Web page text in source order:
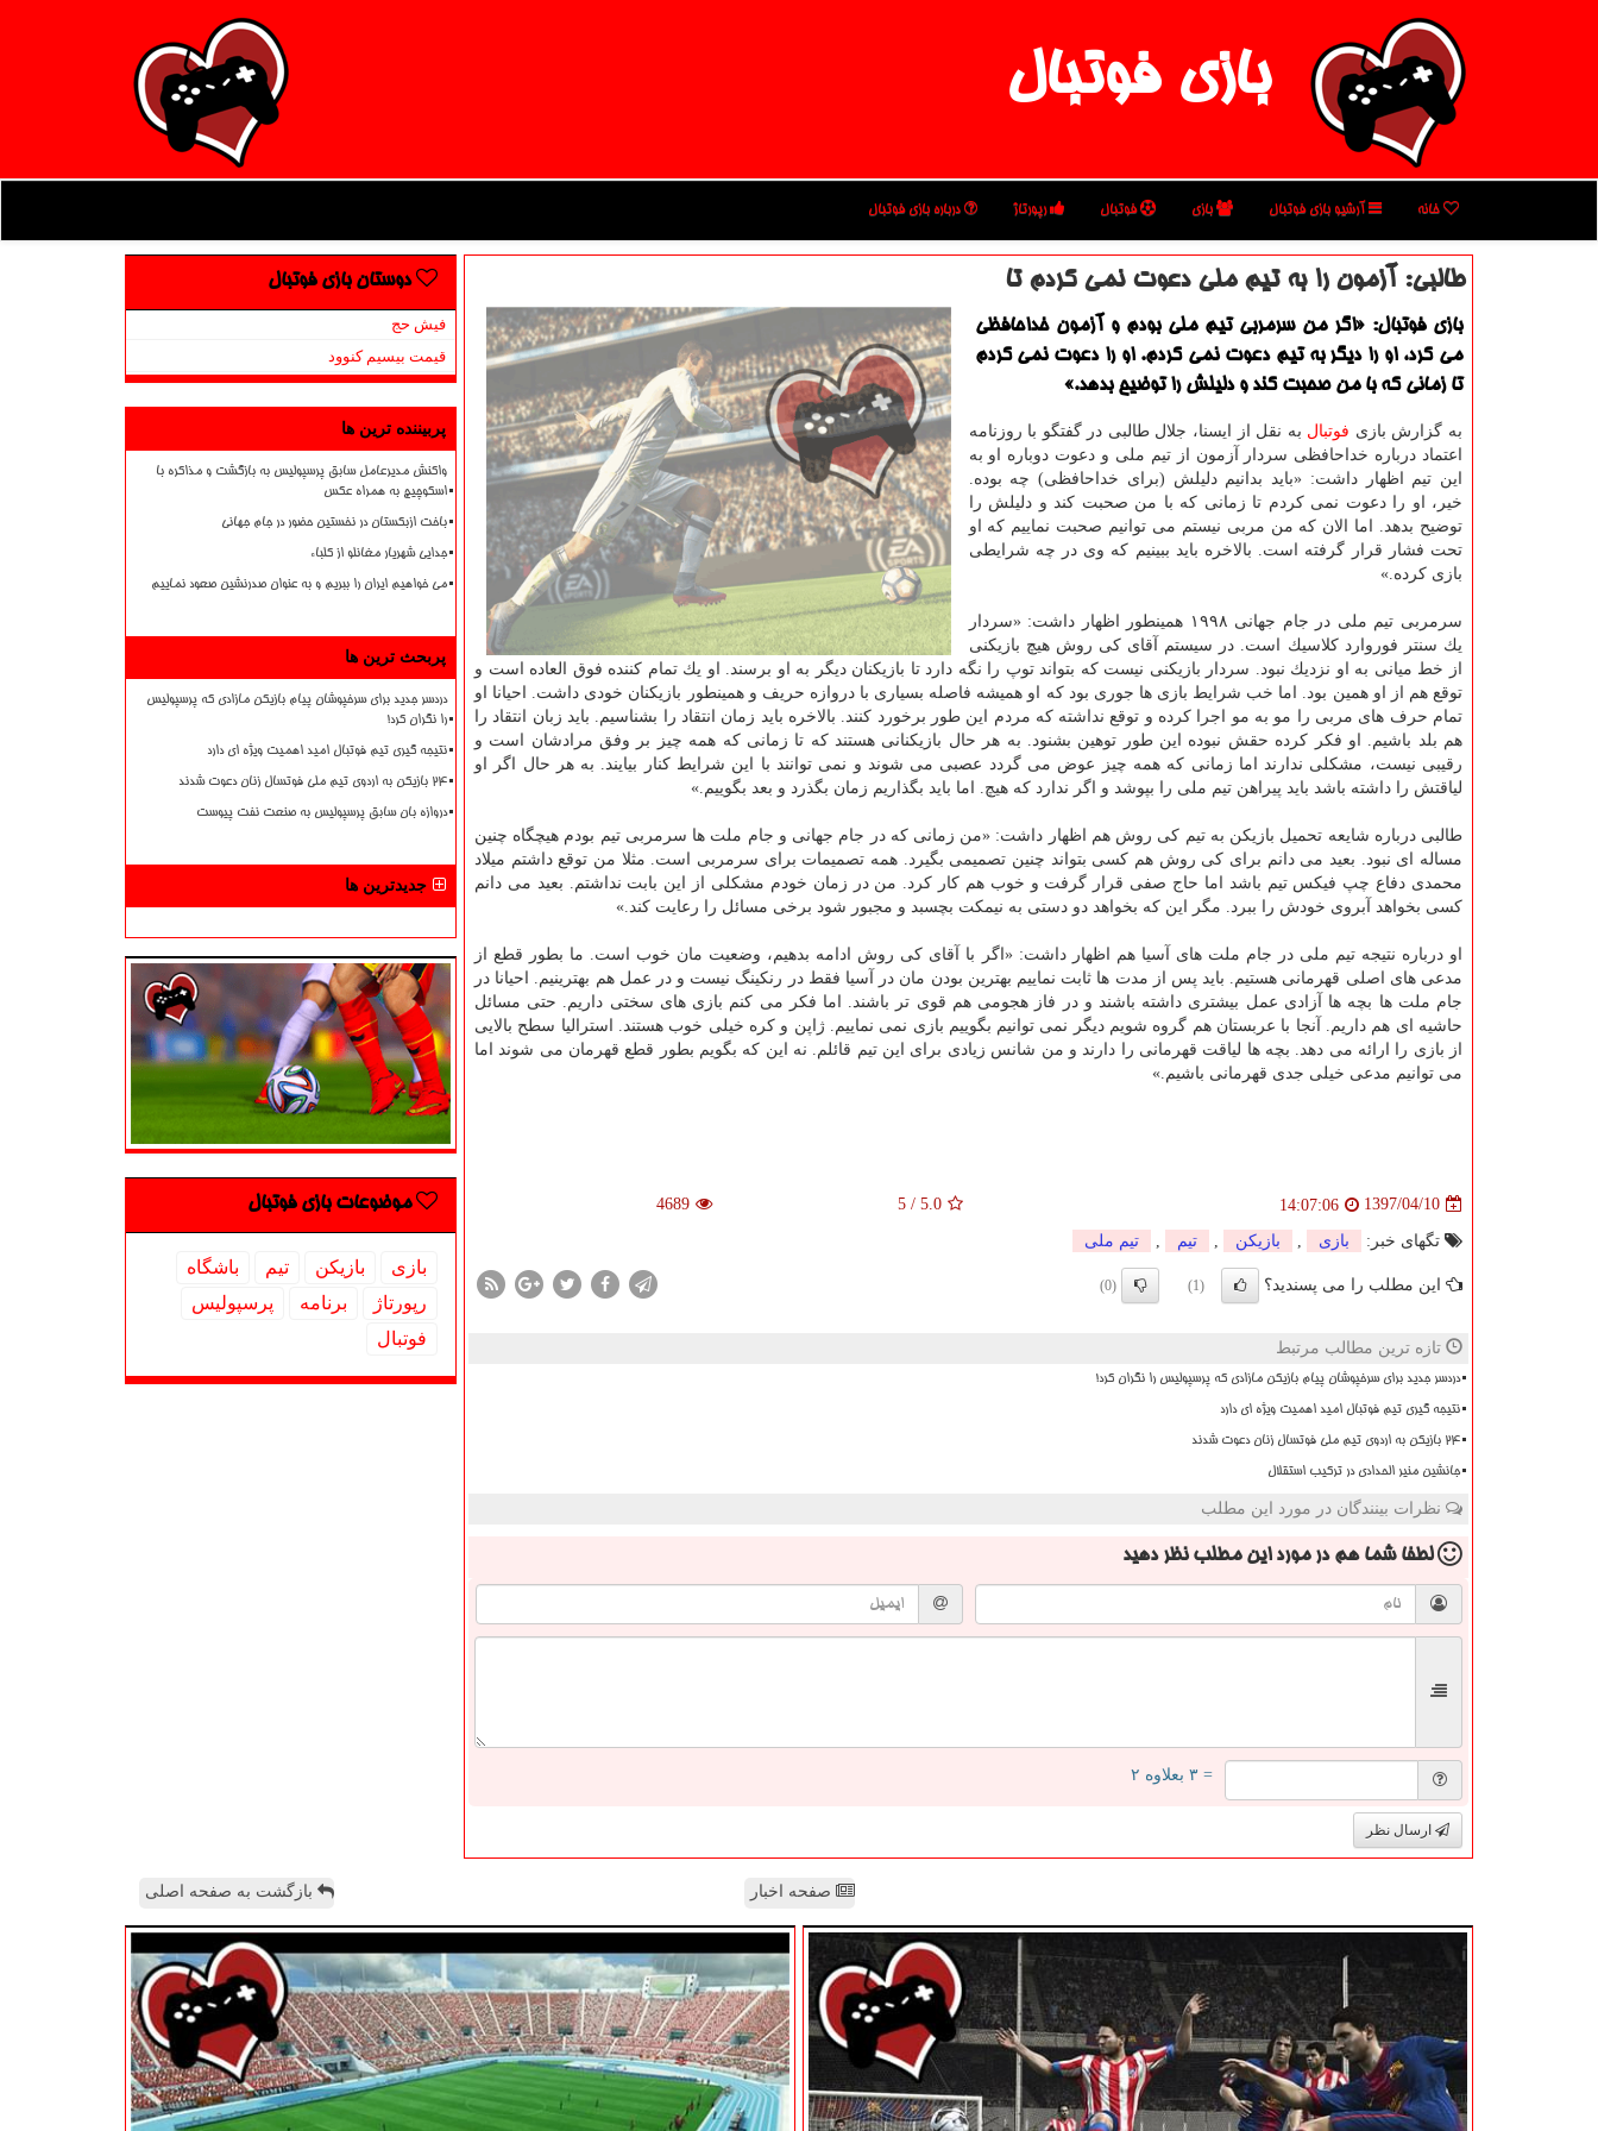
بازی فوتبال
خانه آرشیو بازی فوتبال بازی فوتبال رپورتاژ درباره بازی فوتبال
طالبی: آزمون را به تیم ملی دعوت نمی كردم تا
بازی فوتبال: «اگر من سرمربی تیم ملی بودم و آزمون خداحافظی
می كرد، او را دیگر به تیم دعوت نمی كردم. او را دعوت نمی كردم
تا زمانی كه با من صحبت كند و دلیلش را توضیح بدهد.»
به گزارش بازی فوتبال به نقل از ایسنا، جلال طالبی در گفتگو با روزنامه
اعتماد درباره خداحافظی سردار آزمون از تیم ملی و دعوت دوباره او به
این تیم اظهار داشت: «باید بدانیم دلیلش (برای خداحافظی) چه بوده.
خیر، او را دعوت نمی كردم تا زمانی كه با من صحبت كند و دلیلش را
توضیح بدهد. اما الان كه من مربی نیستم می توانیم صحبت نماییم كه او
تحت فشار قرار گرفته است. بالاخره باید ببینیم كه وی در چه شرایطی
بازی كرده.»
سرمربی تیم ملی در جام جهانی ۱۹۹۸ همینطور اظهار داشت: «سردار
یك سنتر فوروارد كلاسیك است. در سیستم آقای كی روش هیچ بازیكنی
از خط میانی به او نزدیك نبود. سردار بازیكنی نیست كه بتواند توپ را نگه دارد تا بازیكنان دیگر به او برسند. او یك تمام كننده فوق العاده است و
توقع هم از او همین بود. اما خب شرایط بازی ها جوری بود كه او همیشه فاصله بسیاری با دروازه حریف و همینطور بازیكنان خودی داشت. احیانا او
تمام حرف های مربی را مو به مو اجرا كرده و توقع نداشته كه مردم این طور برخورد كنند. بالاخره باید زمان انتقاد را بشناسیم. باید زبان انتقاد را
هم بلد باشیم. او فكر كرده حقش نبوده این طور توهین بشنود. به هر حال بازیكنانی هستند كه تا زمانی كه همه چیز بر وفق مرادشان است و
رقیبی نیست، مشكلی ندارند اما زمانی كه همه چیز عوض می گردد عصبی می شوند و نمی توانند با این شرایط كنار بیایند. به هر حال اگر او
لیاقتش را داشته باشد باید پیراهن تیم ملی را بپوشد و اگر ندارد كه هیچ. اما باید بگذاریم زمان بگذرد و بعد بگوییم.»
طالبی درباره شایعه تحمیل بازیكن به تیم كی روش هم اظهار داشت: «من زمانی كه در جام جهانی و جام ملت ها سرمربی تیم بودم هیچگاه چنین
مساله ای نبود. بعید می دانم برای كی روش هم كسی بتواند چنین تصمیمی بگیرد. همه تصمیمات برای سرمربی است. مثلا من توقع داشتم میلاد
محمدی دفاع چپ فیكس تیم باشد اما حاج صفی قرار گرفت و خوب هم كار كرد. من در زمان خودم مشكلی از این بابت نداشتم. بعید می دانم
كسی بخواهد آبروی خودش را ببرد. مگر این كه بخواهد دو دستی به نیمكت بچسبد و مجبور شود برخی مسائل را رعایت كند.»
او درباره نتیجه تیم ملی در جام ملت های آسیا هم اظهار داشت: «اگر با آقای كی روش ادامه بدهیم، وضعیت مان خوب است. ما بطور قطع از
مدعی های اصلی قهرمانی هستیم. باید پس از مدت ها ثابت نماییم بهترین بودن مان در آسیا فقط در رنكینگ نیست و در عمل هم بهترینیم. احیانا در
جام ملت ها بچه ها آزادی عمل بیشتری داشته باشند و در فاز هجومی هم قوی تر باشند. اما فكر می كنم بازی های سختی داریم. حتی مسائل
حاشیه ای هم داریم. آنجا با عربستان هم گروه شویم دیگر نمی توانیم بگوییم بازی نمی نماییم. ژاپن و كره خیلی خوب هستند. استرالیا سطح بالایی
از بازی را ارائه می دهد. بچه ها لیاقت قهرمانی را دارند و من شانس زیادی برای این تیم قائلم. نه این كه بگویم بطور قطع قهرمان می شوند اما
می توانیم مدعی خیلی جدی قهرمانی باشیم.»
1397/04/10
14:07:06
5.0
/
5
4689
تگهای خبر: بازی بازیكن تیم تیم ملی
این مطلب را می پسندید؟ (1)
(0)
تازه ترین مطالب مرتبط
دردسر جدید برای سرخپوشان پیام بازیکن مازادی که پرسپولیس را نگران کرد!
نتیجه گیری تیم فوتبال امید اهمیت ویژه ای دارد
۲۴ بازیکن به اردوی تیم ملی فوتسال زنان دعوت شدند
جانشین منیر الحدادی در ترکیب استقلال
نظرات بینندگان در مورد این مطلب
لطفا شما همدر مورد این مطلب نظر دهید
= ۳ بعلاوه ۲
ارسال نظر
دوستان بازی فوتبال
فیش حج
قیمت بیسیم کنوود
پربیننده ترین ها
واکنش مدیرعامل سابق پرسپولیس به بازگشت و مذاکره با
اسکوچیچ به همراه عکس
باخت ازبکستان در نخستین حضور در جام جهانی
جدایی شهریار مغانلو از کلباء
می خواهیم ایران را ببریم و به عنوان صدرنشین صعود نماییم
پربحث ترین ها
دردسر جدید برای سرخپوشان پیام بازیکن مازادی که پرسپولیس
را نگران کرد!
نتیجه گیری تیم فوتبال امید اهمیت ویژه ای دارد
۲۴ بازیکن به اردوی تیم ملی فوتسال زنان دعوت شدند
دروازه بان سابق پرسپولیس به صنعت نفت پیوست
جدیدترین ها
موضوعات بازی فوتبال
بازی بازیكن تیم
باشگاه
رپورتاژ
برنامه
پرسپولیس
فوتبال
صفحه اخبار بازگشت به صفحه اصلی